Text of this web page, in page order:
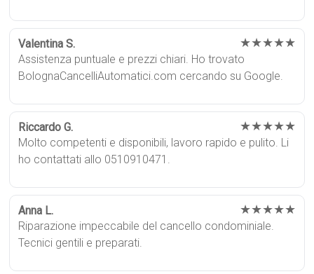
Valentina S. ★★★★★
Assistenza puntuale e prezzi chiari. Ho trovato
BolognaCancelliAutomatici.com cercando su Google.
Riccardo G. ★★★★★
Molto competenti e disponibili, lavoro rapido e pulito. Li
ho contattati allo 0510910471.
Anna L. ★★★★★
Riparazione impeccabile del cancello condominiale.
Tecnici gentili e preparati.